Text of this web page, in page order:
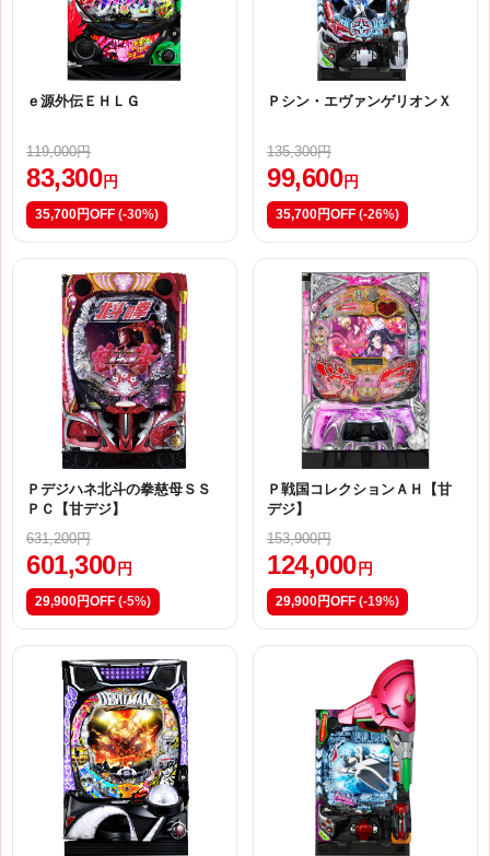
ｅ源外伝ＥＨＬＧ
119,000円
83,300 円
35,700円OFF (-30%)
Ｐシン・エヴァンゲリオンＸ
135,300円
99,600 円
35,700円OFF (-26%)
Ｐデジハネ北斗の拳慈母ＳＳ
ＰＣ【甘デジ】
631,200円
601,300 円
29,900円OFF (-5%)
Ｐ戦国コレクションＡＨ【甘
デジ】
153,900円
124,000 円
29,900円OFF (-19%)